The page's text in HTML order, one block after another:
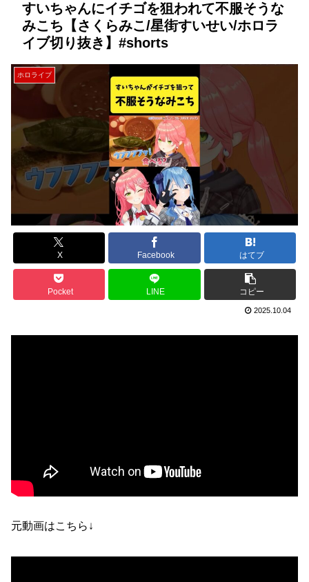
すいちゃんにイチゴを狙われて不服そうな
みこち【さくらみこ/星街すいせい/ホロラ
イブ切り抜き】#shorts
ホロライブ
X Facebook はてブ
Pocket LINE コピー
2025.10.04
元動画はこちら↓